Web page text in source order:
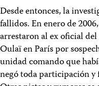
Desde entonces, la
fallidos. En enero de
arrestaron al ex oficial
Oulaï en París por
unidad comando que
negó toda participación y